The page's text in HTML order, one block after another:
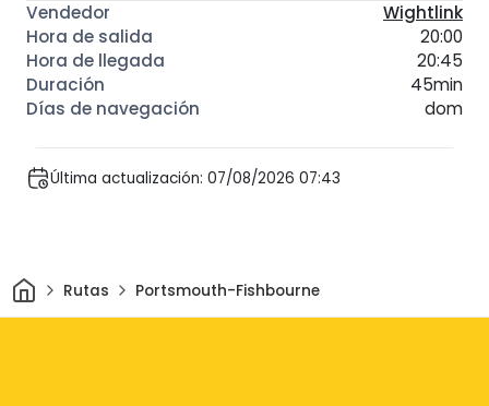
Wightlink
20:00
20:45
45min
dom
Última actualización: 07/08/2026 07:43
InicioRutas Portsmouth-Fishbourne